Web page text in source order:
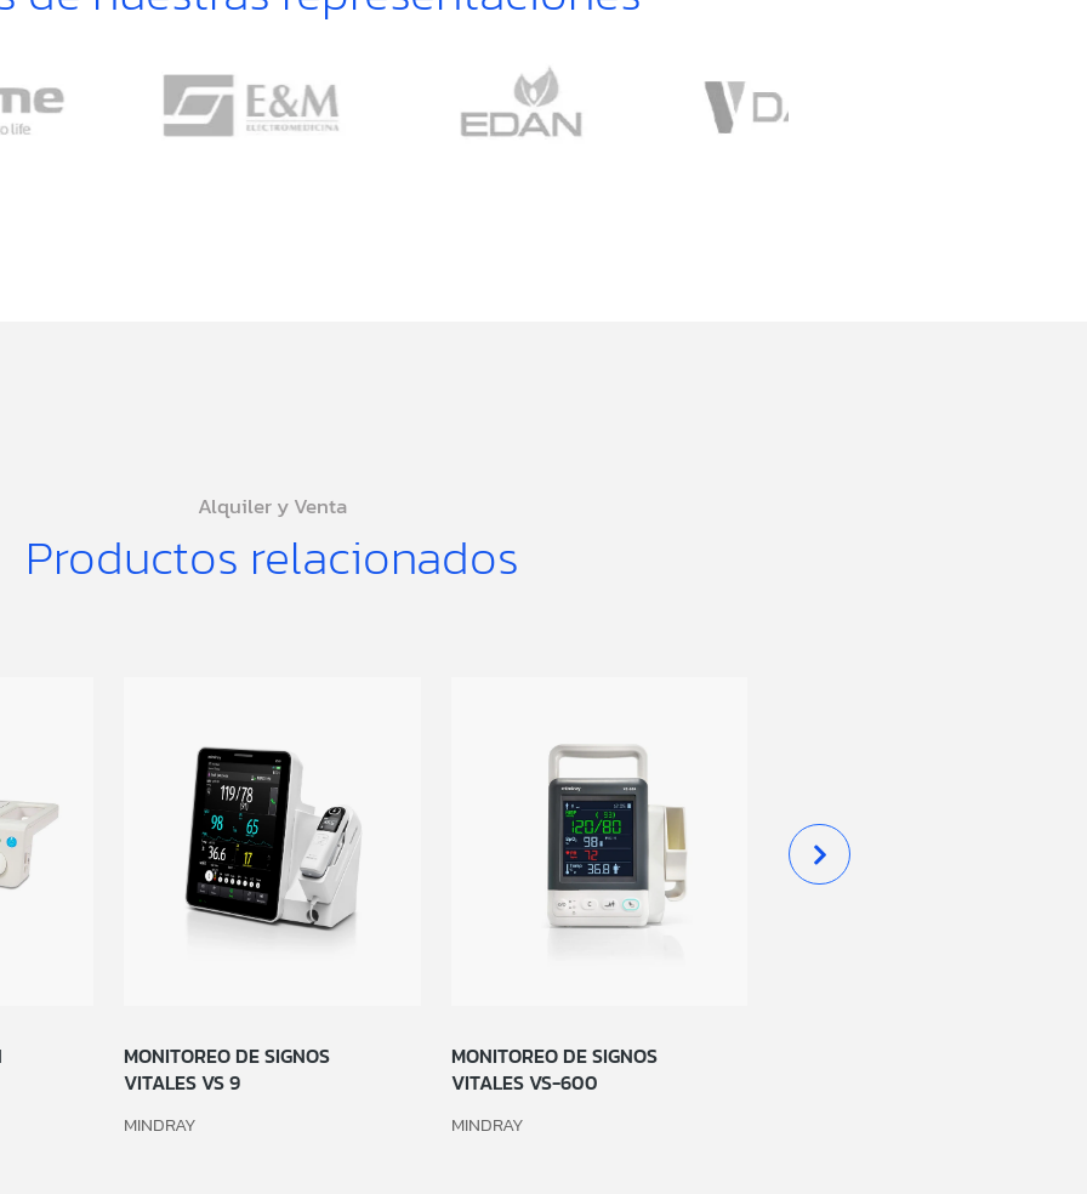
Alquiler y Venta
Productos relacionados
MONITOREO DE SIGNOS
VITALES VS 9
MINDRAY
MONITOREO DE SIGNOS
VITALES VS-600
MINDRAY